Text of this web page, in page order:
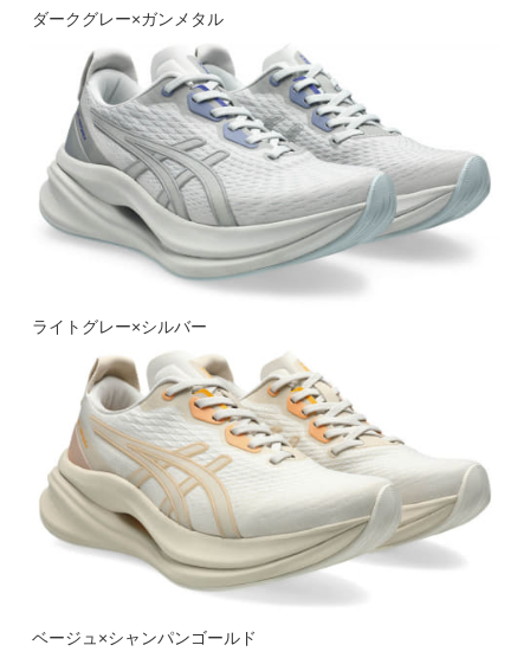
ダークグレー×ガンメタル
ライトグレー×シルバー
ベージュ×シャンパンゴールド